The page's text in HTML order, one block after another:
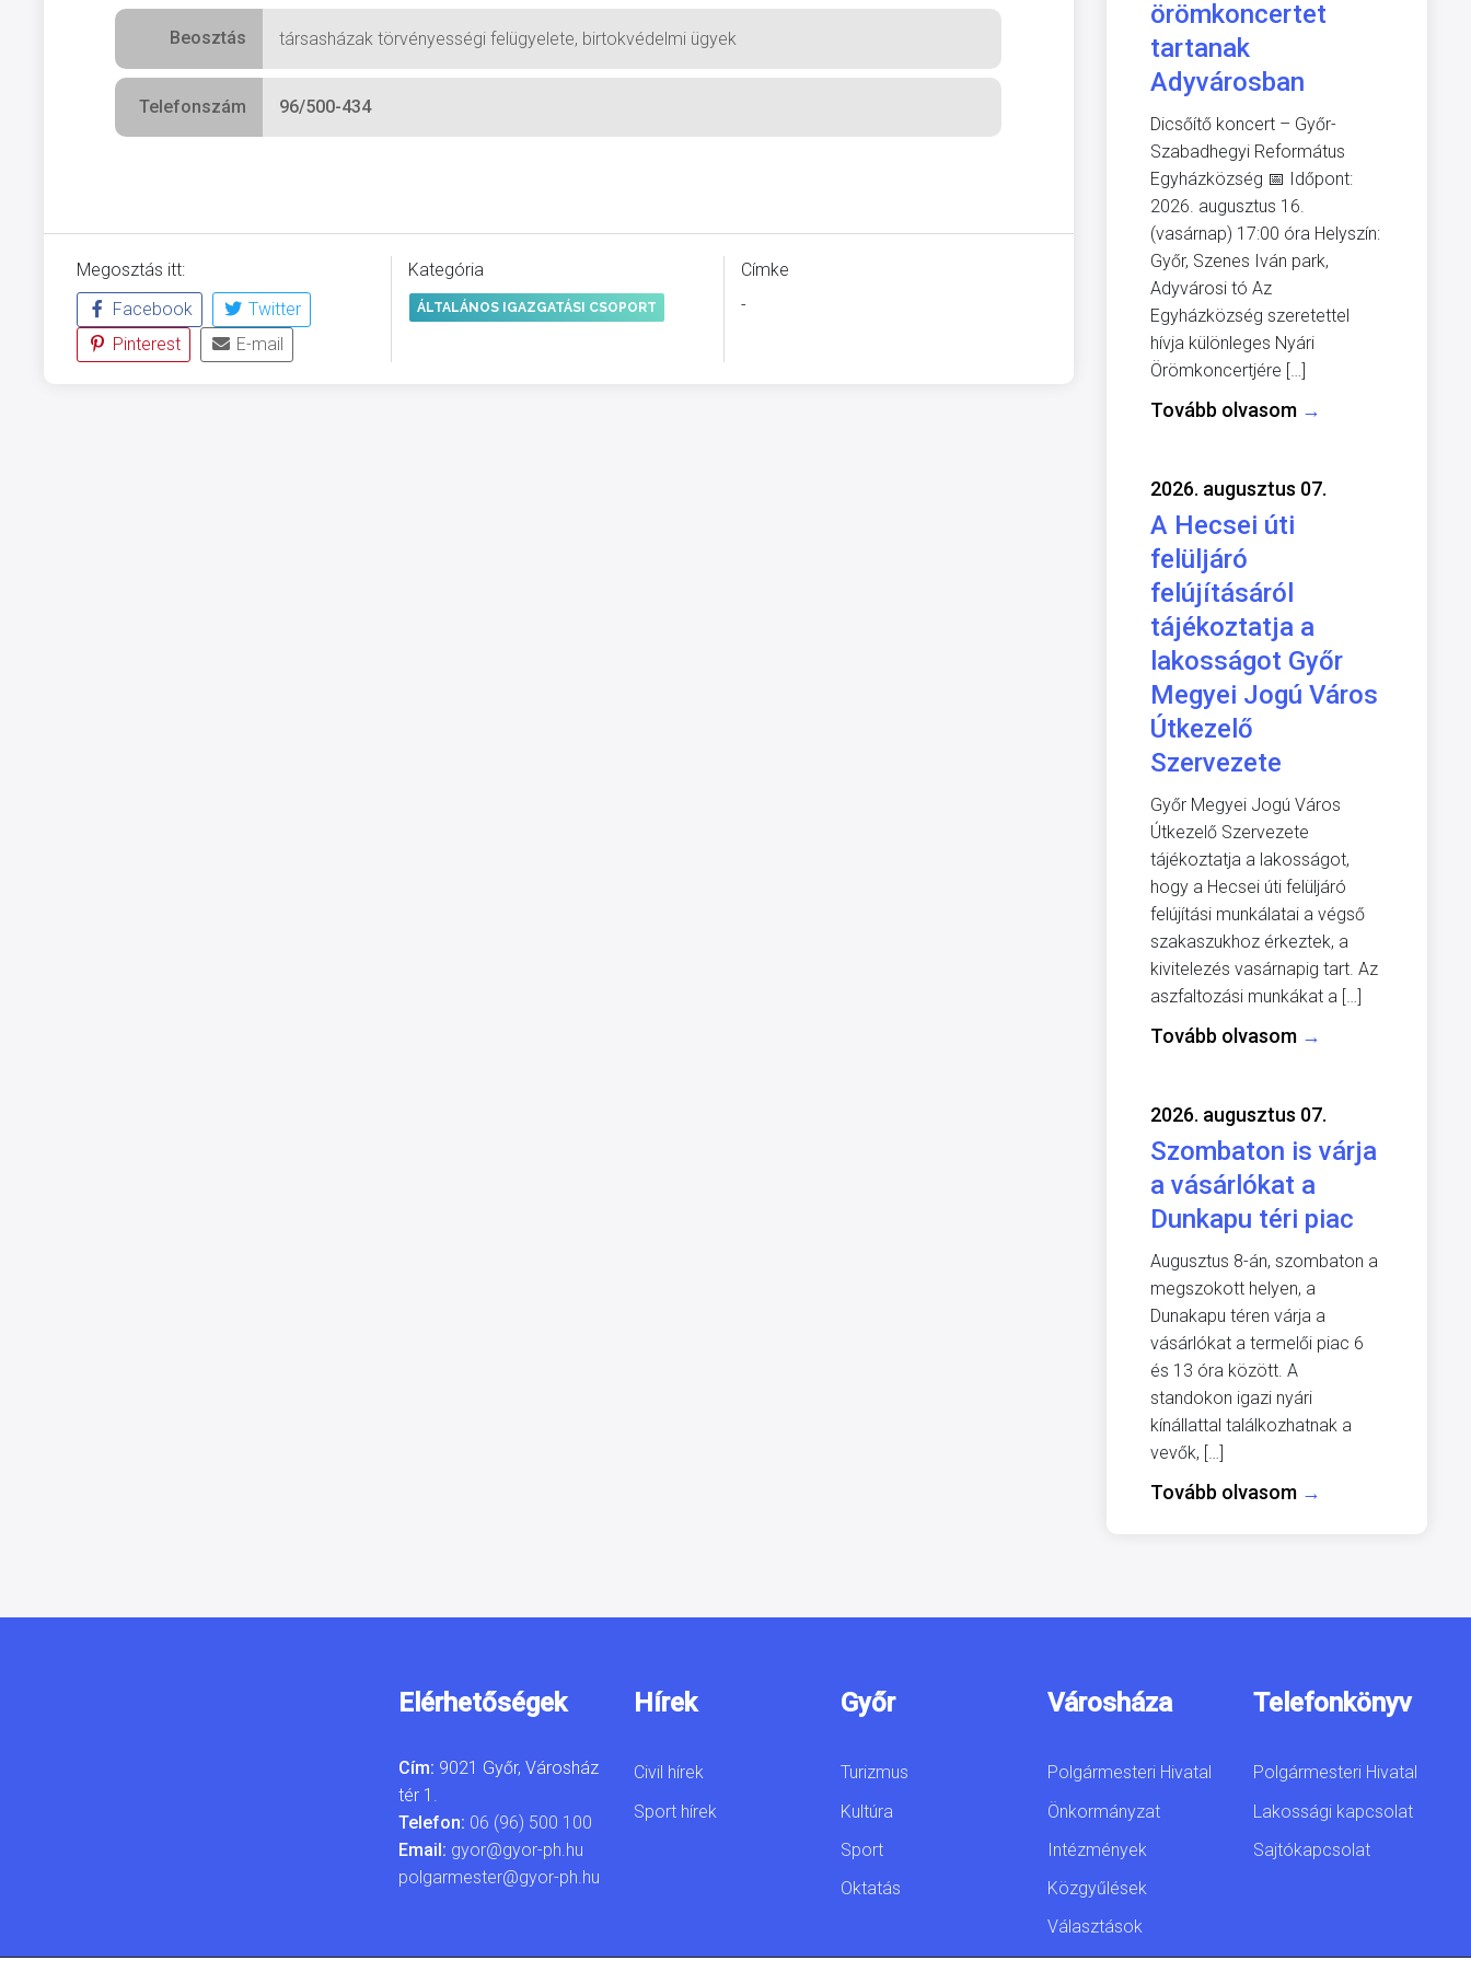
Beosztás társasházak törvényességi felügyelete, birtokvédelmi ügyek
Telefonszám 96/500-434
Megosztás itt:
Facebook
Twitter
Pinterest
E-mail
Kategória
ÁLTALÁNOS IGAZGATÁSI CSOPORT
Címke
-
örömkoncertet
tartanak
Adyvárosban
Dicsőítő koncert – Győr-
Szabadhegyi Református
Egyházközség 📅 Időpont:
2026. augusztus 16.
(vasárnap) 17:00 óra Helyszín:
Győr, Szenes Iván park,
Adyvárosi tó Az
Egyházközség szeretettel
hívja különleges Nyári
Örömkoncertjére […]
Tovább olvasom →
2026. augusztus 07.
A Hecsei úti
felüljáró
felújításáról
tájékoztatja a
lakosságot Győr
Megyei Jogú Város
Útkezelő
Szervezete
Győr Megyei Jogú Város
Útkezelő Szervezete
tájékoztatja a lakosságot,
hogy a Hecsei úti felüljáró
felújítási munkálatai a végső
szakaszukhoz érkeztek, a
kivitelezés vasárnapig tart. Az
aszfaltozási munkákat a […]
Tovább olvasom →
2026. augusztus 07.
Szombaton is várja
a vásárlókat a
Dunkapu téri piac
Augusztus 8-án, szombaton a
megszokott helyen, a
Dunakapu téren várja a
vásárlókat a termelői piac 6
és 13 óra között. A
standokon igazi nyári
kínállattal találkozhatnak a
vevők, […]
Tovább olvasom →
Elérhetőségek
Cím: 9021 Győr, Városház
tér 1.
Telefon: 06 (96) 500 100
Email: gyor@gyor-ph.hu
polgarmester@gyor-ph.hu
Hírek
Civil hírek
Sport hírek
Győr
Turizmus
Kultúra
Sport
Oktatás
Városháza
Polgármesteri Hivatal
Önkormányzat
Intézmények
Közgyűlések
Választások
Telefonkönyv
Polgármesteri Hivatal
Lakossági kapcsolat
Sajtókapcsolat